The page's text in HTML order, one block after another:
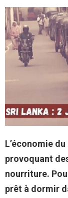
L’économie
provoquant
nourriture.
prêt à dormir